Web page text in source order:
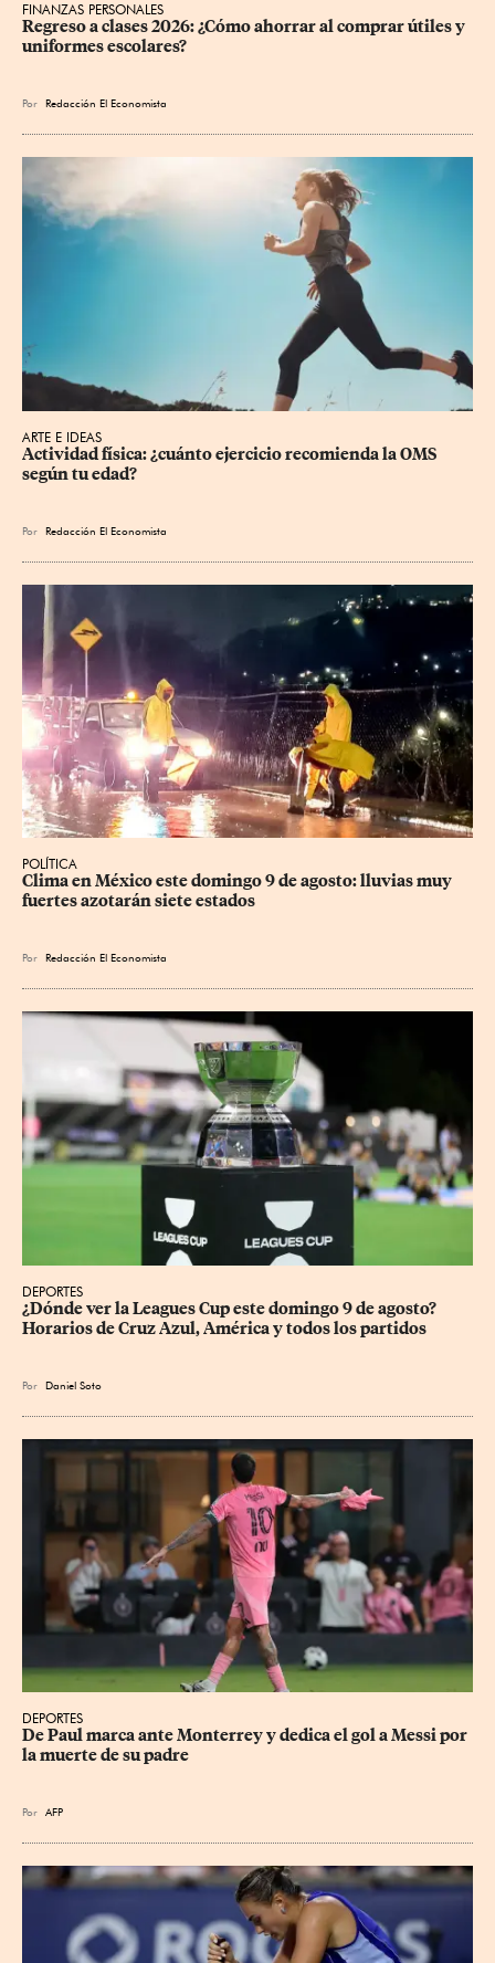
FINANZAS PERSONALES
Regreso a clases 2026: ¿Cómo ahorrar al comprar útiles y
uniformes escolares?
Por Redacción El Economista
ARTE E IDEAS
Actividad física: ¿cuánto ejercicio recomienda la OMS
según tu edad?
Por Redacción El Economista
POLÍTICA
Clima en México este domingo 9 de agosto: lluvias muy
fuertes azotarán siete estados
Por Redacción El Economista
DEPORTES
¿Dónde ver la Leagues Cup este domingo 9 de agosto?
Horarios de Cruz Azul, América y todos los partidos
Por Daniel Soto
DEPORTES
De Paul marca ante Monterrey y dedica el gol a Messi por
la muerte de su padre
Por AFP